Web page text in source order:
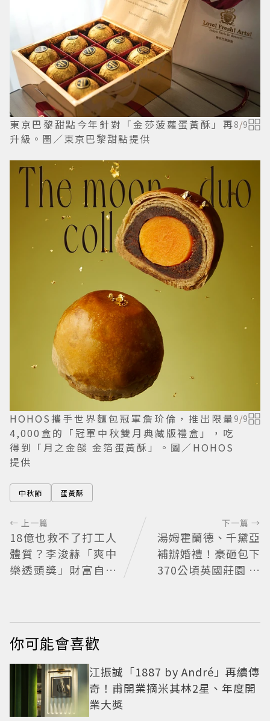
東京巴黎甜點今年針對「金莎菠蘿蛋黃酥」再
升級。圖／東京巴黎甜點提供
8/9
HOHOS攜手世界麵包冠軍詹玠倫，推出限量
4,000盒的「冠軍中秋雙月典藏版禮盒」，吃
得到「月之金燄 金箔蛋黃酥」。圖／HOHOS
提供
9/9
中秋節 蛋黃酥
← 上一篇
18億也救不了打工人
體質？李浚赫「爽中
樂透頭獎」財富自由
下一篇 →
湯姆霍蘭德、千黛亞
補辦婚禮！豪砸包下
370公頃英國莊園 低
你可能會喜歡
江振誠「1887 by André」再續傳
奇！甫開業摘米其林2星、年度開
業大獎